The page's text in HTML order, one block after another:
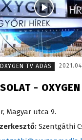
OXYGEN TV ADÁS
-
Magyar utca 9.
Szentgáthi